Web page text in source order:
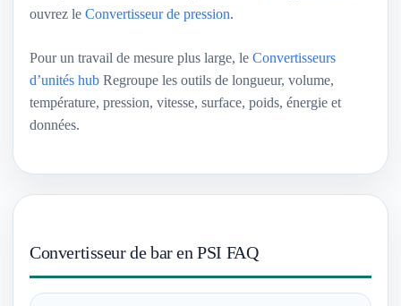
ouvrez le Convertisseur de pression.
Pour un travail de mesure plus large, le Convertisseurs
d’unités hub Regroupe les outils de longueur, volume,
température, pression, vitesse, surface, poids, énergie et
données.
Convertisseur de bar en PSI FAQ